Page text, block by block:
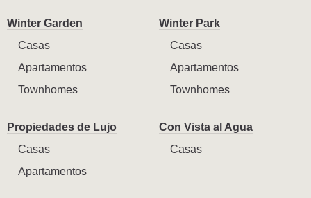
Winter Garden
Casas
Apartamentos
Townhomes
Winter Park
Casas
Apartamentos
Townhomes
Propiedades de Lujo
Casas
Apartamentos
Con Vista al Agua
Casas